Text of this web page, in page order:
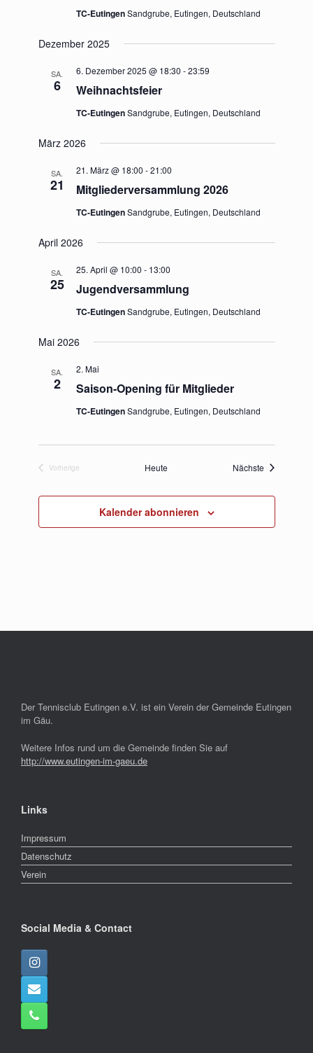
TC-EutingenSandgrube, Eutingen, Deutschland
Dezember 2025
SA.
6 Weihnachtsfeier
6. Dezember 2025 @ 18:30 -23:59
TC-EutingenSandgrube, Eutingen, Deutschland
März 2026
SA.
21 Mitgliederversammlung 2026
21. März @ 18:00 -21:00
TC-EutingenSandgrube, Eutingen, Deutschland
April 2026
SA.
25 Jugendversammlung
25. April @ 10:00 - 13:00
TC-EutingenSandgrube, Eutingen, Deutschland
Mai 2026
SA.
2 Saison-Opening für Mitglieder
2. Mai
TC-EutingenSandgrube, Eutingen, Deutschland
Vorherige
Heute Nächste
Kalender abonnieren
Der Tennisclub Eutingen e.V. ist ein Verein der Gemeinde Eutingen
im Gäu.
Weitere Infos rund um die Gemeinde finden Sie auf
http://www.eutingen-im-gaeu.de
Links
Impressum
Datenschutz
Verein
Social Media & Contact